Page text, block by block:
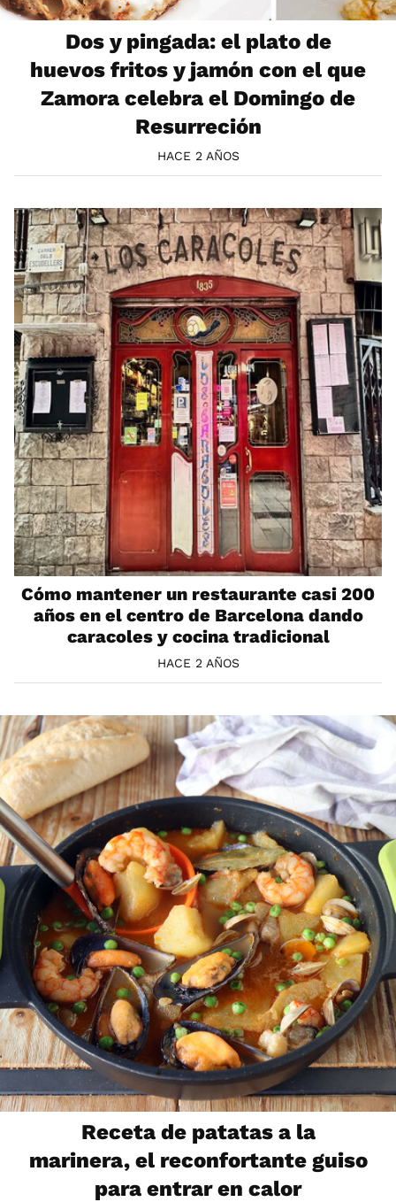
Dos y pingada: el plato de
huevos fritos y jamón con el que
Zamora celebra el Domingo de
Resurreción
HACE 2 AÑOS
Cómo mantener un restaurante casi 200
años en el centro de Barcelona dando
caracoles y cocina tradicional
HACE 2 AÑOS
Receta de patatas a la
marinera, el reconfortante guiso
para entrar en calor